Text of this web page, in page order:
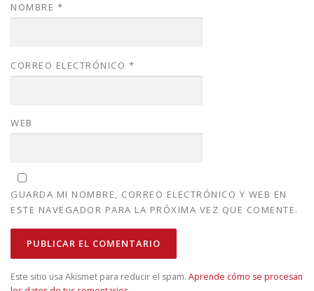
NOMBRE *
CORREO ELECTRÓNICO *
WEB
GUARDA MI NOMBRE, CORREO ELECTRÓNICO Y WEB EN
ESTE NAVEGADOR PARA LA PRÓXIMA VEZ QUE COMENTE.
Este sitio usa Akismet para reducir el spam. Aprende cómo se procesan